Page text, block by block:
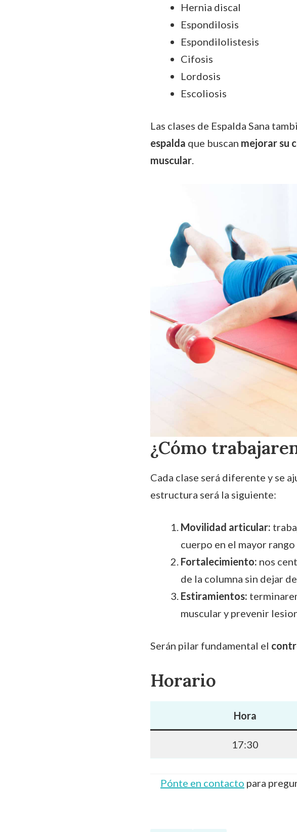
Hernia discal
Espondilosis
Espondilolistesis
Cifosis
Lordosis
Escoliosis
Las clases de Espalda Sana
espalda que buscan mejorar su
muscular
¿Cómo
Cada clase será diferente y se
estructura será la siguiente:
Movilidad articular:
cuerpo en el mayor
Fortalecimiento: nos
de la columna sin dejar
Estiramientos:
muscular y prevenir
Serán pilar fundamental el
Horario
Hora
17:30
Pónte en contacto para